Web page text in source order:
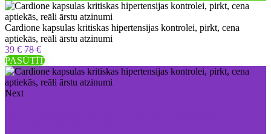
Cardione kapsulas kritiskas hipertensijas kontrolei, pirkt, cena
aptiekās, reāli ārstu atzinumi
39 € 78 €
PASŪTĪT
Next